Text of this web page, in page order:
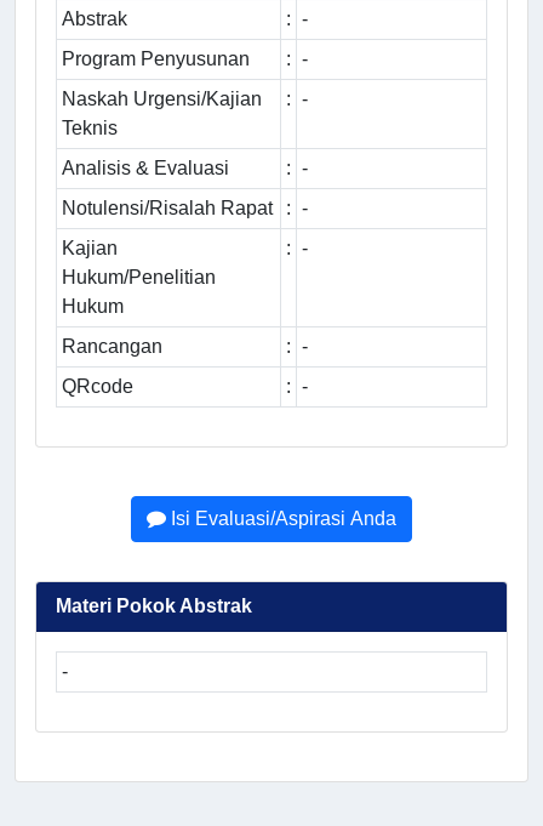
Abstrak
: -
Program Penyusunan
: -
Naskah Urgensi/Kajian
Teknis
: -
Analisis & Evaluasi : -
Notulensi/Risalah Rapat
: -
Kajian
Hukum/Penelitian
Hukum
: -
Rancangan : -
QRcode
: -
Isi Evaluasi/Aspirasi Anda
Materi Pokok Abstrak
-